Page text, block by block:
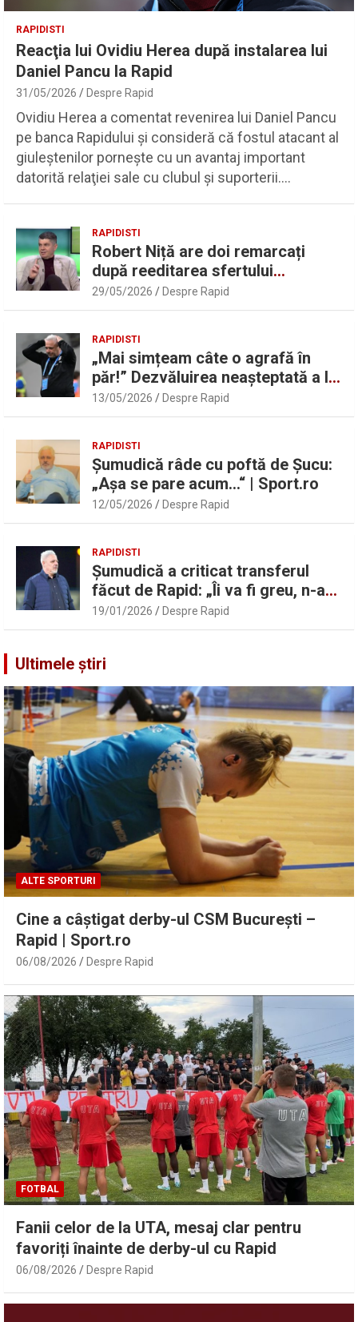
RAPIDISTI
Reacţia lui Ovidiu Herea după instalarea lui
Daniel Pancu la Rapid
31/05/2026 Despre Rapid
Ovidiu Herea a comentat revenirea lui Daniel Pancu
pe banca Rapidului şi consideră că fostul atacant al
giuleştenilor porneşte cu un avantaj important
datorită relaţiei sale cu clubul şi suporterii.…
RAPIDISTI
Robert Niță are doi remarcați
după reeditarea sfertului
UEFAntastic: „Lideri în teren” |
Sport.ro
29/05/2026 Despre Rapid
RAPIDISTI
„Mai simțeam câte o agrafă în
păr!” Dezvăluirea neașteptată a lui
Marius Șumudică despre Daniel
Pancu
13/05/2026 Despre Rapid
RAPIDISTI
Șumudică râde cu poftă de Șucu:
„Așa se pare acum…“ | Sport.ro
12/05/2026 Despre Rapid
RAPIDISTI
Șumudică a criticat transferul
făcut de Rapid: „Îi va fi greu, n-am
înțeles”
19/01/2026 Despre Rapid
Ultimele știri
ALTE SPORTURI
Cine a câștigat derby-ul CSM București –
Rapid | Sport.ro
06/08/2026 Despre Rapid
FOTBAL
Fanii celor de la UTA, mesaj clar pentru
favoriți înainte de derby-ul cu Rapid
06/08/2026 Despre Rapid